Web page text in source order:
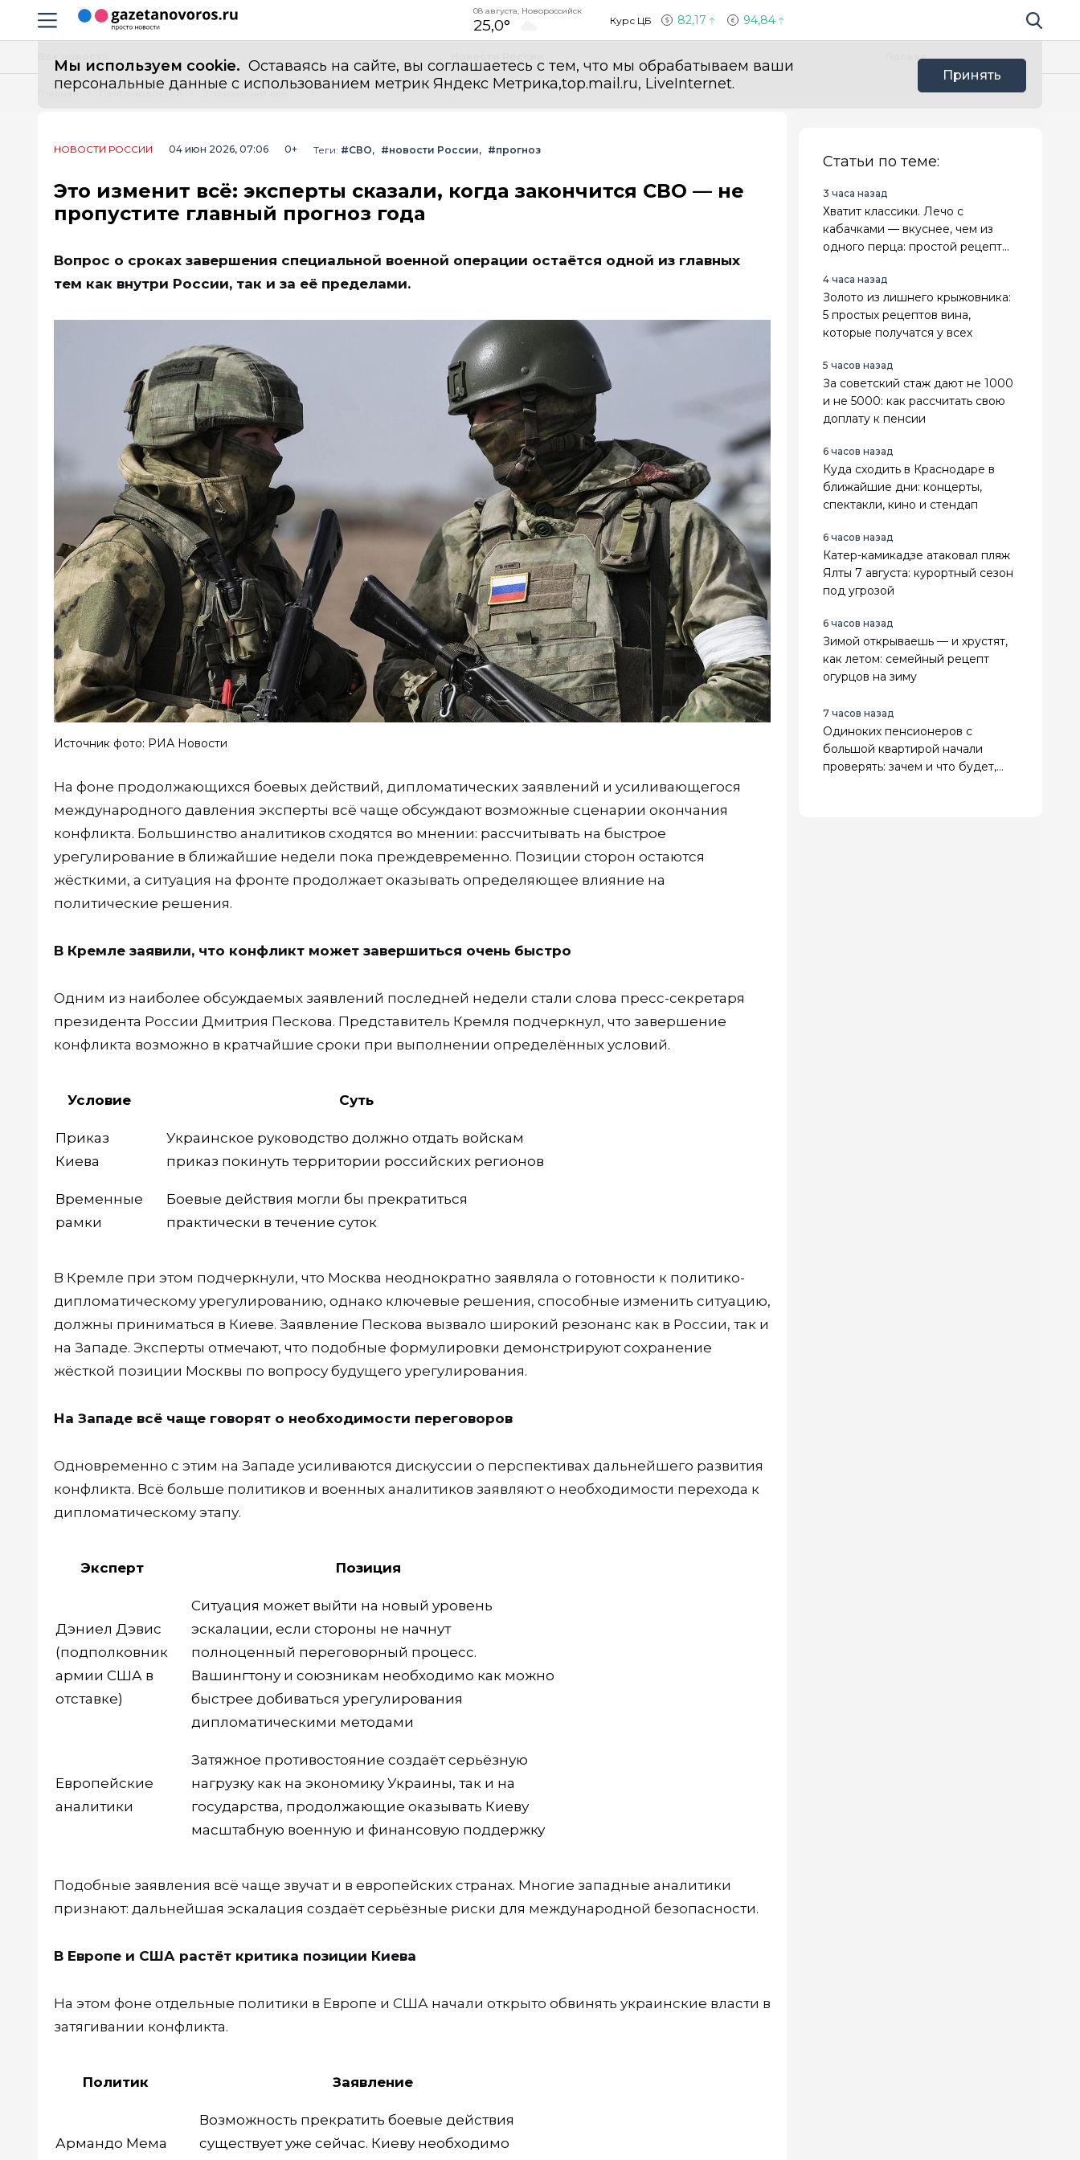
Навигация сайта
08 августа, Новороссийск
25,0° Курс ЦБ 82,17 94,84 Поиск по
Мы используем cookie. Оставаясь на сайте, вы соглашаетесь с тем, что мы обрабатываем ваши
персональные данные с использованием метрик Яндекс Метрика,top.mail.ru, LiveInternet.
Принять
Польза
Главная Лента новостей Это изменит всё: эксперты сказали, когда закончится СВО — не пропустите главный прогноз года
НОВОСТИ РОССИИ 04 июн 2026, 07:06 0+ Теги: #СВО #новости России #прогноз
Это изменит всё: эксперты сказали, когда закончится СВО — не
пропустите главный прогноз года
Вопрос о сроках завершения специальной военной операции остаётся одной из главных
тем как внутри России, так и за её пределами.
Источник фото: РИА Новости
На фоне продолжающихся боевых действий, дипломатических заявлений и усиливающегося
международного давления эксперты всё чаще обсуждают возможные сценарии окончания
конфликта. Большинство аналитиков сходятся во мнении: рассчитывать на быстрое
урегулирование в ближайшие недели пока преждевременно. Позиции сторон остаются
жёсткими, а ситуация на фронте продолжает оказывать определяющее влияние на
политические решения.
В Кремле заявили, что конфликт может завершиться очень быстро
Одним из наиболее обсуждаемых заявлений последней недели стали слова пресс-секретаря
президента России Дмитрия Пескова. Представитель Кремля подчеркнул, что завершение
конфликта возможно в кратчайшие сроки при выполнении определённых условий.
Условие Суть
Приказ
Киева
Украинское руководство должно отдать войскам
приказ покинуть территории российских регионов
Временные
рамки
Боевые действия могли бы прекратиться
практически в течение суток
В Кремле при этом подчеркнули, что Москва неоднократно заявляла о готовности к политико-
дипломатическому урегулированию, однако ключевые решения, способные изменить ситуацию,
должны приниматься в Киеве. Заявление Пескова вызвало широкий резонанс как в России, так и
на Западе. Эксперты отмечают, что подобные формулировки демонстрируют сохранение
жёсткой позиции Москвы по вопросу будущего урегулирования.
На Западе всё чаще говорят о необходимости переговоров
Одновременно с этим на Западе усиливаются дискуссии о перспективах дальнейшего развития
конфликта. Всё больше политиков и военных аналитиков заявляют о необходимости перехода к
дипломатическому этапу.
Эксперт Позиция
Дэниел Дэвис
(подполковник
армии США в
отставке)
Ситуация может выйти на новый уровень
эскалации, если стороны не начнут
полноценный переговорный процесс.
Вашингтону и союзникам необходимо как можно
быстрее добиваться урегулирования
дипломатическими методами
Европейские
аналитики
Затяжное противостояние создаёт серьёзную
нагрузку как на экономику Украины, так и на
государства, продолжающие оказывать Киеву
масштабную военную и финансовую поддержку
Подобные заявления всё чаще звучат и в европейских странах. Многие западные аналитики
признают: дальнейшая эскалация создаёт серьёзные риски для международной безопасности.
В Европе и США растёт критика позиции Киева
На этом фоне отдельные политики в Европе и США начали открыто обвинять украинские власти в
затягивании конфликта.
Политик Заявление
Армандо Мема
Возможность прекратить боевые действия
существует уже сейчас. Киеву необходимо
Статьи по теме:
3 часа назад
Хватит классики. Лечо с
кабачками — вкуснее, чем из
одного перца: простой рецепт
4 часа назад
Золото из лишнего крыжовника:
5 простых рецептов вина,
которые получатся у всех
5 часов назад
За советский стаж дают не 1000
и не 5000: как рассчитать свою
доплату к пенсии
6 часов назад
Куда сходить в Краснодаре в
ближайшие дни: концерты,
спектакли, кино и стендап
6 часов назад
Катер-камикадзе атаковал пляж
Ялты 7 августа: курортный сезон
под угрозой
6 часов назад
Зимой открываешь — и хрустят,
как летом: семейный рецепт
огурцов на зиму
7 часов назад
Одиноких пенсионеров с
большой квартирой начали
проверять: зачем и что будет,